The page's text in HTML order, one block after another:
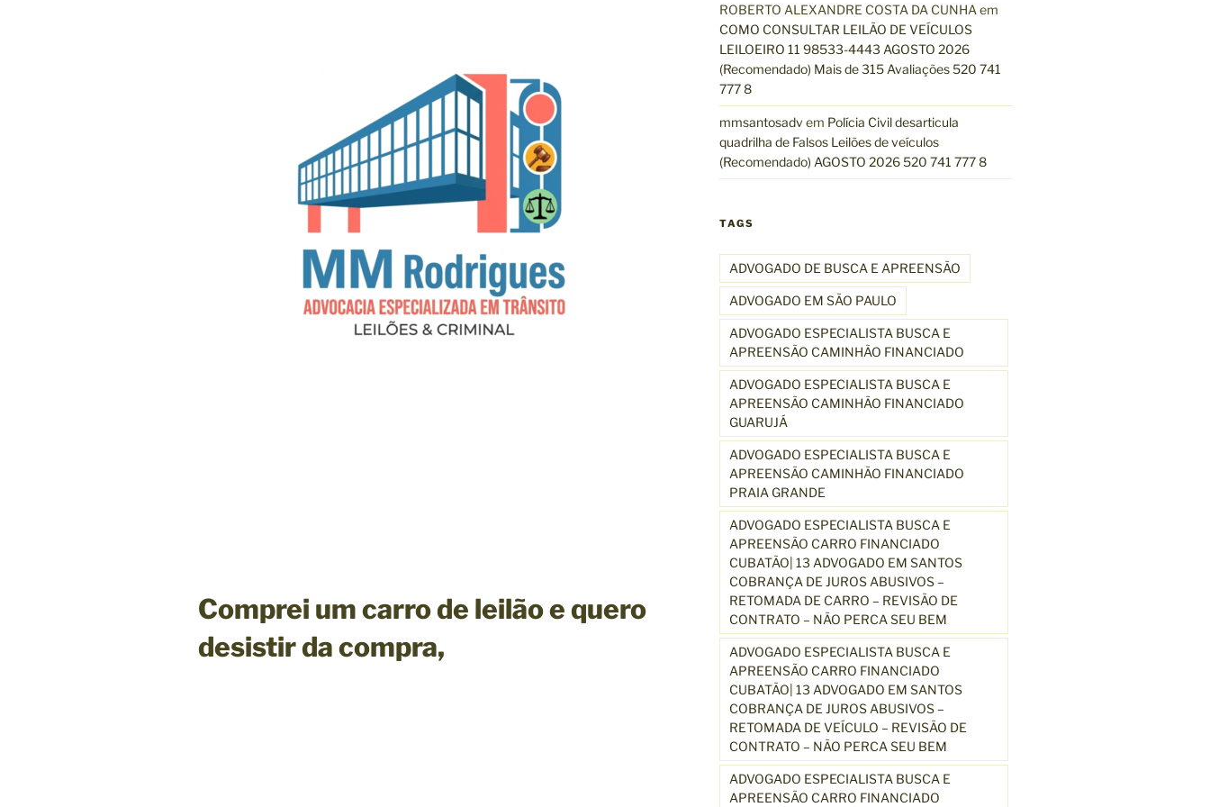
Comprei um carro de leilão e quero
desistir da compra,
ROBERTO ALEXANDRE COSTA DA CUNHA em
COMO CONSULTAR LEILÃO DE VEÍCULOS
LEILOEIRO 11 98533-4443 AGOSTO 2026
(Recomendado) Mais de 315 Avaliações 520 741
777 8
mmsantosadv em Polícia Civil desarticula
quadrilha de Falsos Leilões de veículos
(Recomendado) AGOSTO 2026 520 741 777 8
TAGS
ADVOGADO DE BUSCA E APREENSÃO
ADVOGADO EM SÃO PAULO
ADVOGADO ESPECIALISTA BUSCA E
APREENSÃO CAMINHÃO FINANCIADO
ADVOGADO ESPECIALISTA BUSCA E
APREENSÃO CAMINHÃO FINANCIADO
GUARUJÁ
ADVOGADO ESPECIALISTA BUSCA E
APREENSÃO CAMINHÃO FINANCIADO
PRAIA GRANDE
ADVOGADO ESPECIALISTA BUSCA E
APREENSÃO CARRO FINANCIADO
CUBATÃO| 13 ADVOGADO EM SANTOS
COBRANÇA DE JUROS ABUSIVOS –
RETOMADA DE CARRO – REVISÃO DE
CONTRATO – NÃO PERCA SEU BEM
ADVOGADO ESPECIALISTA BUSCA E
APREENSÃO CARRO FINANCIADO
CUBATÃO| 13 ADVOGADO EM SANTOS
COBRANÇA DE JUROS ABUSIVOS –
RETOMADA DE VEÍCULO – REVISÃO DE
CONTRATO – NÃO PERCA SEU BEM
ADVOGADO ESPECIALISTA BUSCA E
APREENSÃO CARRO FINANCIADO